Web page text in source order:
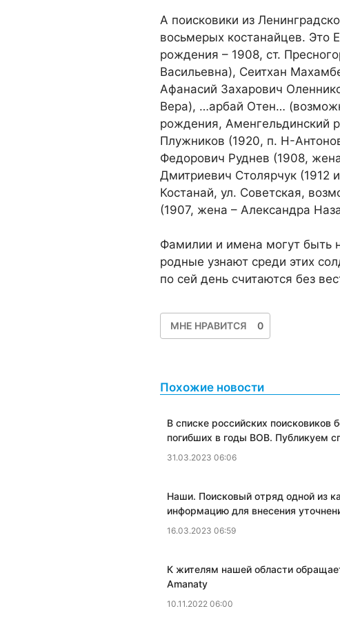
А поисковики из
восьмерых костанайцев. Это
рождения – 1908, ст.
Васильевна), Сеитхан
Афанасий Захарович
Вера), …арбай Отен…
рождения, Аменгельдинский
Плужников (1920, п. Н-
Федорович Руднев (1908,
Дмитриевич Столярчук (1912
Костанай, ул. Советская,
(1907, жена – Александра
Фамилии и имена могут быть
родные узнают среди этих
по сей день считаются без
МНЕ НРАВИТСЯ 0
Похожие новости
В списке российских
погибших в годы ВОВ. Публикуем
31.03.2023 06:06
Наши. Поисковый отряд одной из
информацию для внесения
16.03.2023 06:59
К жителям нашей области
Amanaty
10.11.2022 06:00